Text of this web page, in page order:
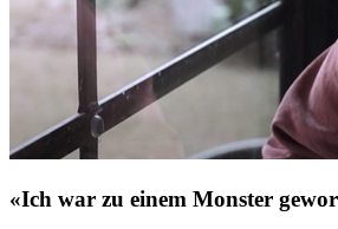
«Ich war zu einem Monster